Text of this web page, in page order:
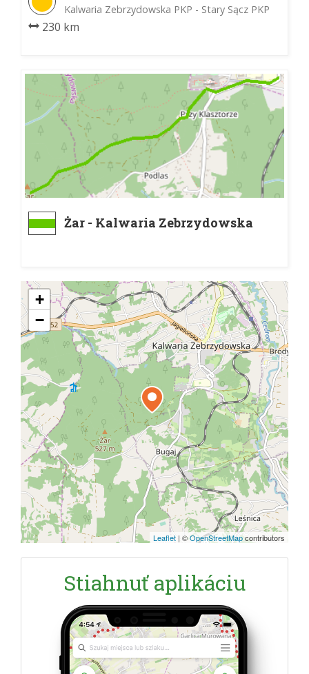
Kalwaria Zebrzydowska PKP - Stary Sącz PKP
230 km
Żar - Kalwaria Zebrzydowska
+
−
Leaflet | ©OpenStreetMapcontributors
Stiahnuť aplikáciu